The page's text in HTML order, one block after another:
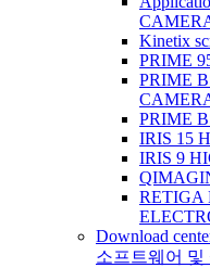
Kinetix
PRIME
PRIME
PRIME
IRIS 15
IRIS 9
RETIGA
Download
소프트웨어 및